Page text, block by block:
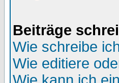
Beiträge
Wie schreibe
Wie editiere